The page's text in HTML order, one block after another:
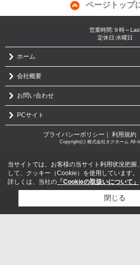
ページトップ
営業時間:９時～
定休日:水曜日
ホーム
会社概要
お問い合わせ
PCサイト
プライバシーポリシー 利用規約
Copyright(c) 株式会社タクホーム All
当サイトでは、お客様の当サイト利用状況把握
して、クッキー（Cookie）を使用しています。
詳しくは、当社の 「Cookieの取扱いについて」
閉じる